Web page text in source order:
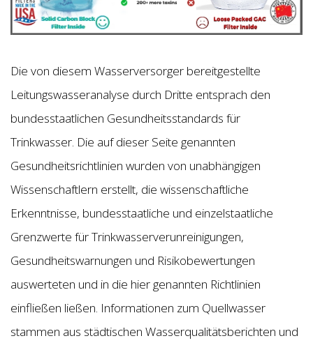
Die von diesem Wasserversorger bereitgestellte
Leitungswasseranalyse durch Dritte entsprach den
bundesstaatlichen Gesundheitsstandards für
Trinkwasser. Die auf dieser Seite genannten
Gesundheitsrichtlinien wurden von unabhängigen
Wissenschaftlern erstellt, die wissenschaftliche
Erkenntnisse, bundesstaatliche und einzelstaatliche
Grenzwerte für Trinkwasserverunreinigungen,
Gesundheitswarnungen und Risikobewertungen
auswerteten und in die hier genannten Richtlinien
einfließen ließen. Informationen zum Quellwasser
stammen aus städtischen Wasserqualitätsberichten und